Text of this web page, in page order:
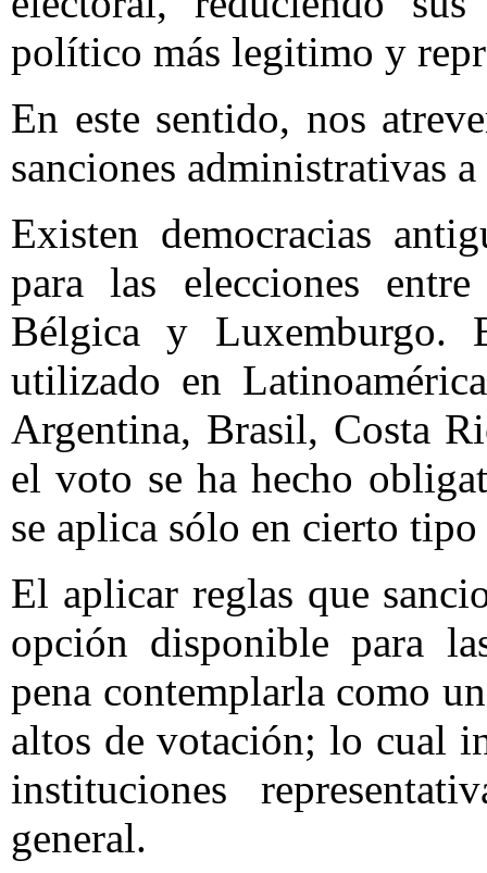
político más legitimo y
En este sentido, nos
sanciones administrativas
Existen democracias
para las elecciones
Bélgica y Luxemburgo.
utilizado en
Argentina, Brasil, Costa
el voto se ha hecho
se aplica sólo en cierto tipo
El aplicar reglas que
opción disponible para
pena contemplarla como
altos de votación; lo cual
instituciones
general.